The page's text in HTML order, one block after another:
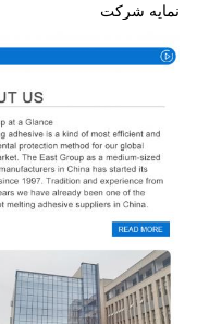
نمایه شرکت